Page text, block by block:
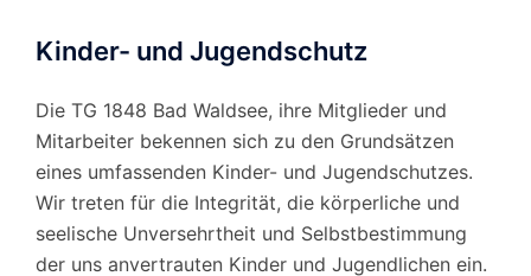
Kinder- und Jugendschutz
Die TG 1848 Bad Waldsee, ihre Mitglieder und
Mitarbeiter bekennen sich zu den Grundsätzen
eines umfassenden Kinder- und Jugendschutzes.
Wir treten für die Integrität, die körperliche und
seelische Unversehrtheit und Selbstbestimmung
der uns anvertrauten Kinder und Jugendlichen ein.